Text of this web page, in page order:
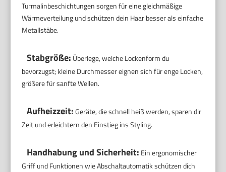
Turmalinbeschichtungen sorgen für eine gleichmäßige
Wärmeverteilung und schützen dein Haar besser als einfache
Metallstäbe.
Stabgröße: Überlege, welche Lockenform du
bevorzugst; kleine Durchmesser eignen sich für enge Locken,
größere für sanfte Wellen.
Aufheizzeit:Geräte, die schnell heiß werden, sparen dir
Zeit und erleichtern den Einstieg ins Styling.
Handhabung und Sicherheit: Ein ergonomischer
Griff und Funktionen wie Abschaltautomatik schützen dich